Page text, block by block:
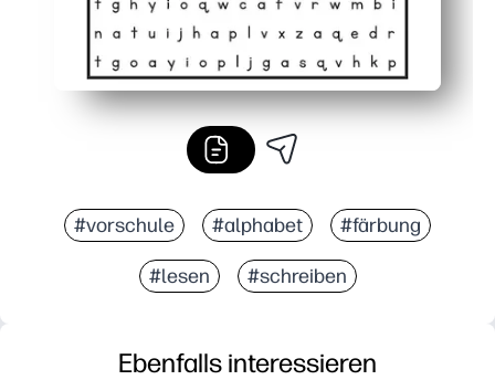
#vorschule #alphabet #färbung
#lesen #schreiben
Ebenfalls interessieren